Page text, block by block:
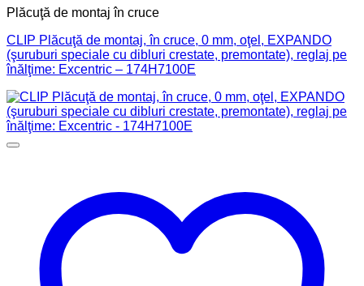
Plăcuţă de montaj în cruce
CLIP Plăcuţă de montaj, în cruce, 0 mm, oţel, EXPANDO
(şuruburi speciale cu dibluri crestate, premontate), reglaj pe
înălţime: Excentric – 174H7100E